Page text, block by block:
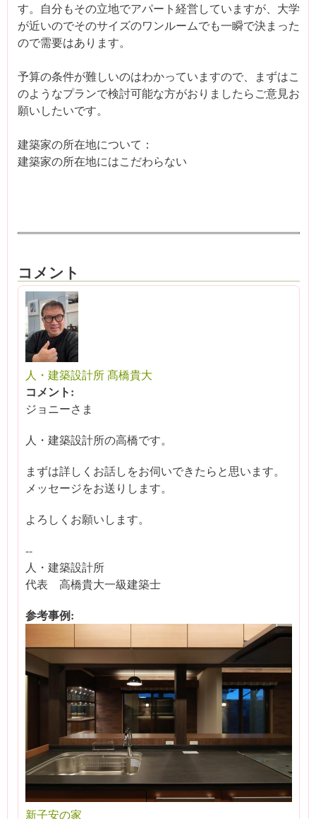
す。自分もその立地でアパート経営していますが、大学
が近いのでそのサイズのワンルームでも一瞬で決まった
ので需要はあります。
予算の条件が難しいのはわかっていますので、まずはこ
のようなプランで検討可能な方がおりましたらご意見お
願いしたいです。
建築家の所在地について：
建築家の所在地にはこだわらない
コメント
人・建築設計所 髙橋貴大
コメント:
ジョニーさま
人・建築設計所の高橋です。
まずは詳しくお話しをお伺いできたらと思います。
メッセージをお送りします。
よろしくお願いします。
--
人・建築設計所
代表 高橋貴大一級建築士
参考事例:
新子安の家